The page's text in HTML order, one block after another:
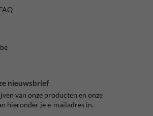
nieuwsbrief
van onze producten en onze
hieronder je e-mailadres in.